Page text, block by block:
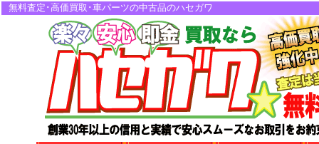
無料査定･高価買取･車パーツの中古品のハセガワ